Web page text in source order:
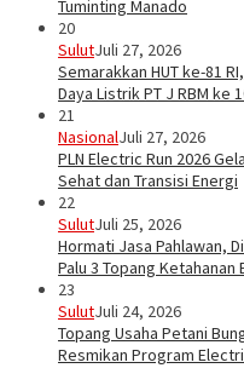
Tuminting Manado
20
SulutJuli 27, 2026
Semarakkan HUT ke-81
Daya Listrik PT J RBM ke
21
NasionalJuli 27, 2026
PLN Electric Run 2026
Sehat dan Transisi Energi
22
SulutJuli 25, 2026
Hormati Jasa Pahlawan,
Palu 3 Topang
23
SulutJuli 24, 2026
Topang Usaha Petani
Resmikan Program